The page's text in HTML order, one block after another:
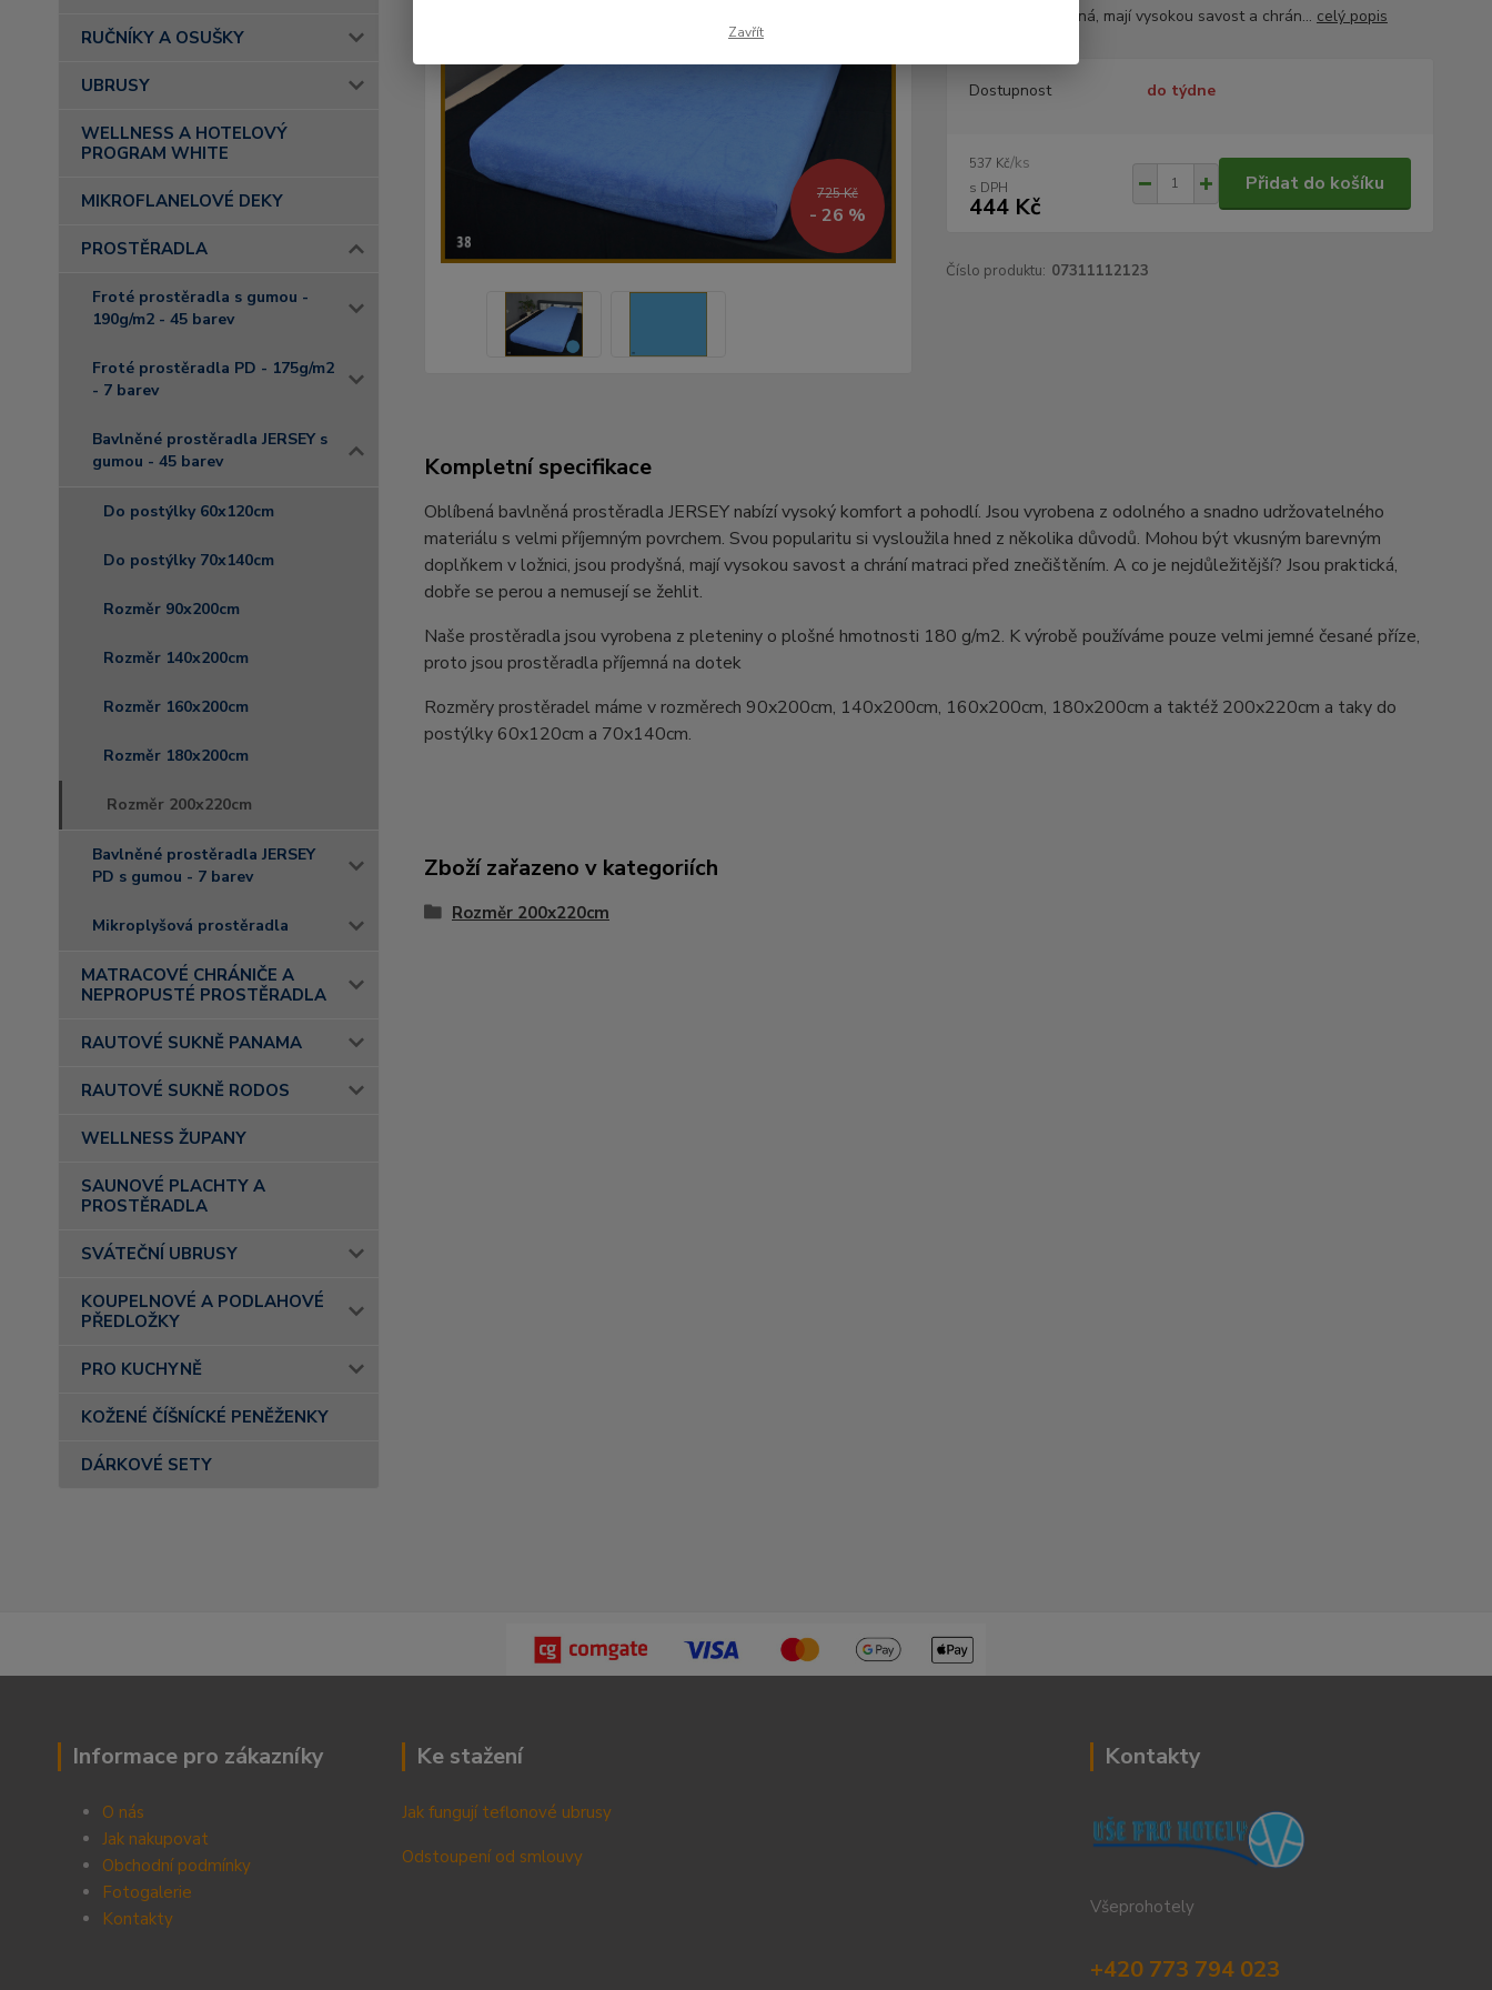
RUČNÍKY A OSUŠKY
UBRUSY
WELLNESS A HOTELOVÝ
PROGRAM WHITE
MIKROFLANELOVÉ DEKY
PROSTĚRADLA
Froté prostěradla s gumou -
190g/m2 - 45 barev
Froté prostěradla PD - 175g/m2
- 7 barev
Bavlněné prostěradla JERSEY s
gumou - 45 barev
Do postýlky 60x120cm
Do postýlky 70x140cm
Rozměr 90x200cm
Rozměr 140x200cm
Rozměr 160x200cm
Rozměr 180x200cm
Rozměr 200x220cm
Bavlněné prostěradla JERSEY
PD s gumou - 7 barev
Mikroplyšová prostěradla
MATRACOVÉ CHRÁNIČE A
NEPROPUSTÉ PROSTĚRADLA
RAUTOVÉ SUKNĚ PANAMA
RAUTOVÉ SUKNĚ RODOS
WELLNESS ŽUPANY
SAUNOVÉ PLACHTY A
PROSTĚRADLA
SVÁTEČNÍ UBRUSY
KOUPELNOVÉ A PODLAHOVÉ
PŘEDLOŽKY
PRO KUCHYNĚ
KOŽENÉ ČÍŠNÍCKÉ PENĚŽENKY
DÁRKOVÉ SETY
725 Kč
- 26 %
ložnici, jsou prodyšná, mají vysokou savost a chrán... celý popis
Dostupnost do týdne
537 Kč/ks
444 Kč
Přidat do košíku
Číslo produktu: 07311112123
Kompletní specifikace
Oblíbená bavlněná prostěradla JERSEY nabízí vysoký komfort a pohodlí. Jsou vyrobena z odolného a snadno udržovatelného
materiálu s velmi příjemným povrchem. Svou popularitu si vysloužila hned z několika důvodů. Mohou být vkusným barevným
doplňkem v ložnici, jsou prodyšná, mají vysokou savost a chrání matraci před znečištěním. A co je nejdůležitější? Jsou praktická,
dobře se perou a nemusejí se žehlit.
Naše prostěradla jsou vyrobena z pleteniny o plošné hmotnosti 180 g/m2. K výrobě používáme pouze velmi jemné česané příze,
proto jsou prostěradla příjemná na dotek
Rozměry prostěradel máme v rozměrech 90x200cm, 140x200cm, 160x200cm, 180x200cm a taktéž 200x220cm a taky do
postýlky 60x120cm a 70x140cm.
Zboží zařazeno v kategoriích
Rozměr 200x220cm
Informace pro zákazníky
O nás
Jak nakupovat
Obchodní podmínky
Fotogalerie
Kontakty
Ke stažení
Jak fungují teflonové ubrusy
Odstoupení od smlouvy
Kontakty
Všeprohotely
+420 773 794 023
Zavřít